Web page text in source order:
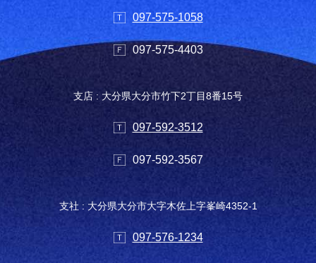
097-575-1058
097-575-4403
支店 : 大分県大分市竹下2丁目8番15号
097-592-3512
097-592-3567
支社 : 大分県大分市大字木佐上字峯崎4352-1
097-576-1234